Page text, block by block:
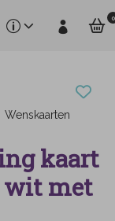
0
Wenskaarten
kaart
wit met